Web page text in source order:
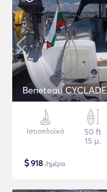
Beneteau
Ιστιοπλοϊκό
50 ft
15 μ.
$918 /ημέρα